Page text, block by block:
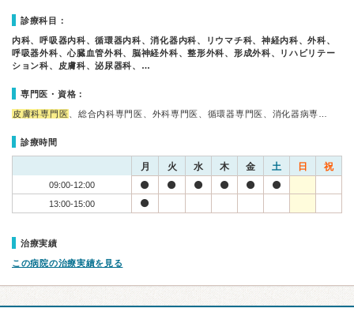
診療科目：
内科、呼吸器内科、循環器内科、消化器内科、リウマチ科、神経内科、外科、
呼吸器外科、心臓血管外科、脳神経外科、整形外科、形成外科、リハビリテー
ション科、皮膚科、泌尿器科、…
専門医・資格：
皮膚科専門医 、総合内科専門医、外科専門医、循環器専門医、消化器病専…
診療時間
月 火 水 木 金 土 日 祝
09:00-12:00
13:00-15:00
治療実績
この病院の治療実績を見る